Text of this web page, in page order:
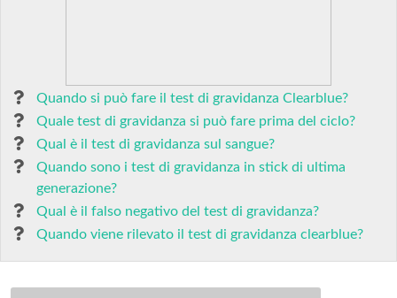
Quando si può fare il test di gravidanza Clearblue?
Quale test di gravidanza si può fare prima del ciclo?
Qual è il test di gravidanza sul sangue?
Quando sono i test di gravidanza in stick di ultima
generazione?
Qual è il falso negativo del test di gravidanza?
Quando viene rilevato il test di gravidanza clearblue?